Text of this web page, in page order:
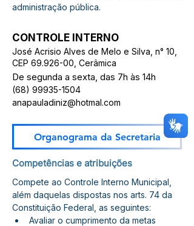
administração pública.
CONTROLE INTERNO
José Acrisio Alves de Melo e Silva, n° 10,
CEP 69.926-00 , Cerâmica
De segunda a sexta, das 7h às 14h
(68) 99935-1504
anapauladiniz@hotmal.com
Organograma da Secretaria
Competências e atribuições
Compete ao Controle Interno Municipal,
além daquelas dispostas nos arts. 74 da
Constituição Federal, as seguintes:
Avaliar o cumprimento da metas